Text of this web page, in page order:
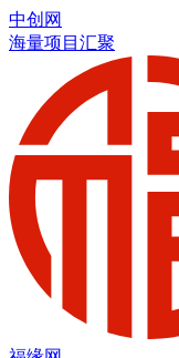
中创网
海量项目汇聚